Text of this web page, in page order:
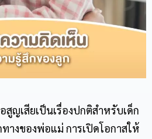
สูญเสียเป็นเรื่องปกติสำหรับเด็ก
างของพ่อแม่ การเปิดโอกาสให้